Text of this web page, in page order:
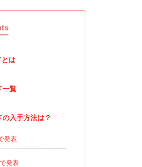
とは
一覧
入手方法は？
発表
発表